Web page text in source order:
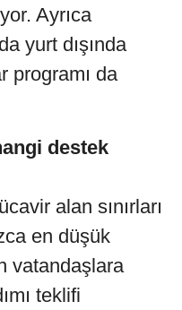
Ayrıca
yurt dışında
programı da
destek
alan sınırları
en düşük
vatandaşlara
teklifi